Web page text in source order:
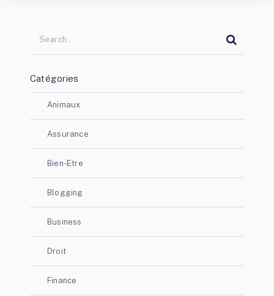
Catégories
Animaux
Assurance
Bien-Etre
Blogging
Business
Droit
Finance